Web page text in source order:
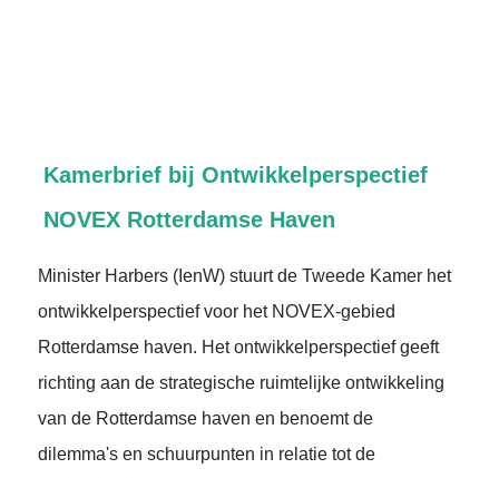
Kamerbrief bij Ontwikkelperspectief
NOVEX Rotterdamse Haven
Minister Harbers (IenW) stuurt de Tweede Kamer het
ontwikkelperspectief voor het NOVEX-gebied
Rotterdamse haven. Het ontwikkelperspectief geeft
richting aan de strategische ruimtelijke ontwikkeling
van de Rotterdamse haven en benoemt de
dilemma's en schuurpunten in relatie tot de